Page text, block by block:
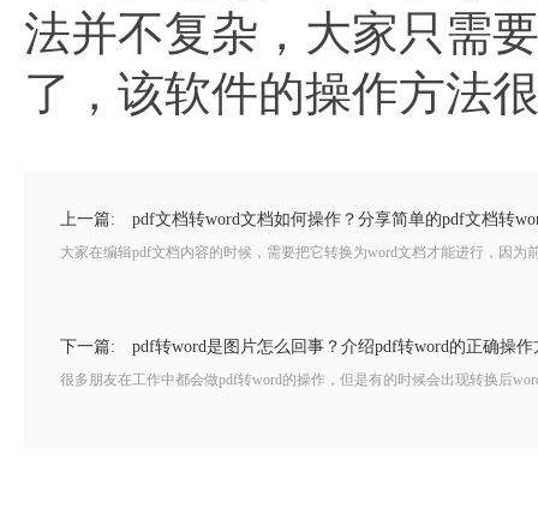
法并不复杂，大家只需
了，该软件的操作方法
上一篇: pdf文档转word文档如何操作？分享简单的pdf文档转
大家在编辑pdf文档内容的时候，需要把它转换为word文档才能进行，因
下一篇: pdf转word是图片怎么回事？介绍pdf转word的正确操作
很多朋友在工作中都会做pdf转word的操作，但是有的时候会出现转换后